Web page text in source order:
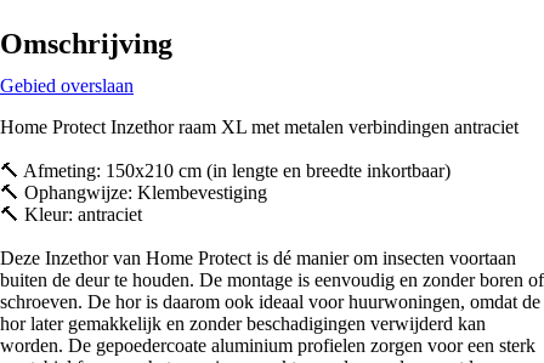
Omschrijving
Gebied overslaan
Home Protect Inzethor raam XL met metalen verbindingen antraciet
🔨 Afmeting: 150x210 cm (in lengte en breedte inkortbaar)
🔨 Ophangwijze: Klembevestiging
🔨 Kleur: antraciet
Deze Inzethor van Home Protect is dé manier om insecten voortaan
buiten de deur te houden. De montage is eenvoudig en zonder boren of
schroeven. De hor is daarom ook ideaal voor huurwoningen, omdat de
hor later gemakkelijk en zonder beschadigingen verwijderd kan
worden. De gepoedercoate aluminium profielen zorgen voor een sterk